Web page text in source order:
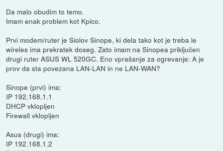
Da malo obudim to temo.
Imam enak problem kot Kpico.
Prvi modem/ruter je Siolov Sinope, ki dela tako kot je treba le
wireles ima prekratek doseg. Zato imam na Sinopea priključen
drugi ruter ASUS WL 520GC. Eno vprašanje za ogrevanje: A je
prov da sta povezana LAN-LAN in ne LAN-WAN?
Sinope (prvi) ima:
IP 192.168.1.1
DHCP vklopljen
Firewall vklopljen
Asus (drugi) ima:
IP 192.168.1.2